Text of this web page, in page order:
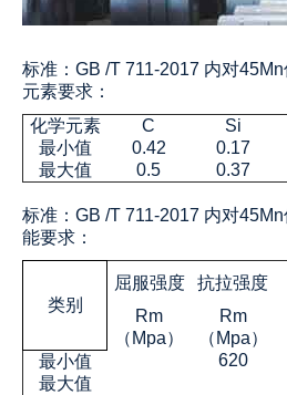
标准：GB /T 711-2017 内对
元素要求：
化学元素
C Si
最小值
0.42 0.17
最大值
0.5 0.37
标准：GB /T 711-2017 内对
能要求：
类别
屈服强度 抗拉强度
Rm
Rm
（Mpa）
（Mpa）
最小值
620
最大值